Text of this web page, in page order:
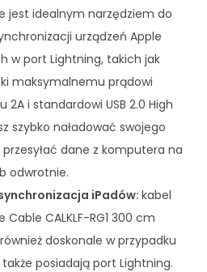
jest idealnym narzędziem do
urządzeń Apple
w port Lightning, takich jak
maksymalnemu prądowi
2A i standardowi USB 2.0 High
szybko naładować swojego
przesyłać dane z komputera na
odwrotnie.
iPadów:kabel
Cable CALKLF-RG1 300 cm
doskonale w przypadku
posiadają port Lightning.